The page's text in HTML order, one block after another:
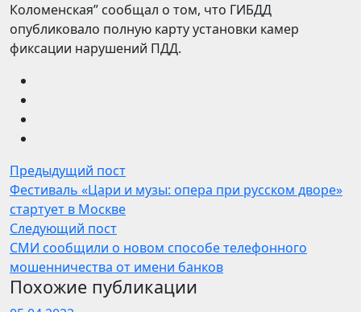
Коломенская” сообщал о том, что ГИБДД
опубликовало полную карту установки камер
фиксации нарушений ПДД.
Предыдущий пост
Фестиваль «Цари и музы: опера при русском дворе»
стартует в Москве
Следующий пост
СМИ сообщили о новом способе телефонного
мошенничества от имени банков
Похожие публикации